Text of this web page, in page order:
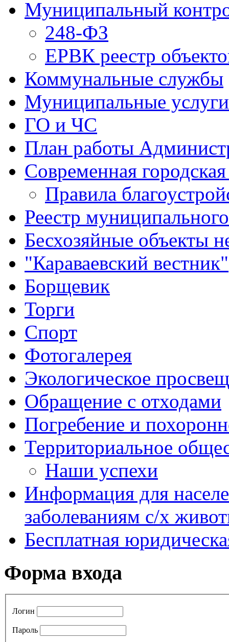
Муниципальный
248-ФЗ
ЕРВК реестр
Коммунальные службы
Муниципальные услуги
ГО и ЧС
План работы
Современная городская
Правила
Реестр
Бесхозяйные объекты
"Караваевский вестник"
Борщевик
Торги
Спорт
Фотогалерея
Экологическое
Обращение с отходами
Погребение и
Территориальное
Наши успехи
Информация для
заболеваниям с/х
Бесплатная
Форма входа
Логин
Пароль